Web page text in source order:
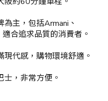
主，包括Armani、
合追求品質的消費者。
代感，購物環境舒適。
，非常方便。